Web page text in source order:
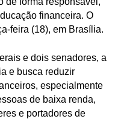
financeira. O
feira (18), em Brasília.
e dois senadores, a
e busca reduzir
especialmente
de baixa renda,
e portadores de